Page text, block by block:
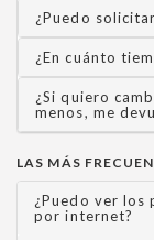
¿Puedo
¿En cuánto
¿Si quiero
menos, me
LAS MÁS
¿Puedo ver los
por internet?